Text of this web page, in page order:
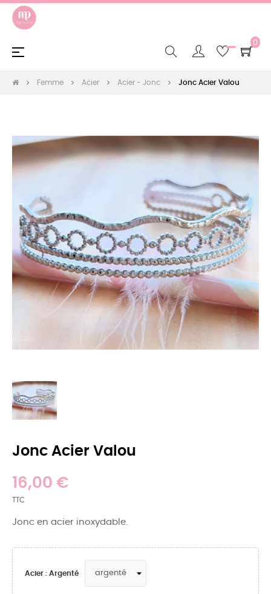
0
Basculer
☰
Femme Acier Acier - Jonc Jonc Acier Valou
Jonc Acier Valou
16,00 €
TTC
Jonc en acier inoxydable.
Acier : Argenté